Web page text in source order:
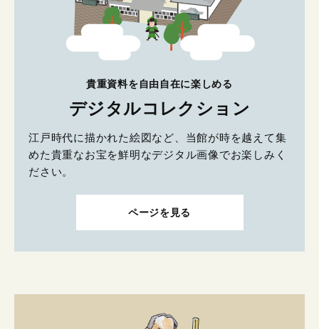
貴重資料を自由自在に楽しめる
デジタルコレクション
江戸時代に描かれた絵図など、当館が時を越えて集
めた貴重なお宝を鮮明なデジタル画像でお楽しみく
ださい。
ページを見る